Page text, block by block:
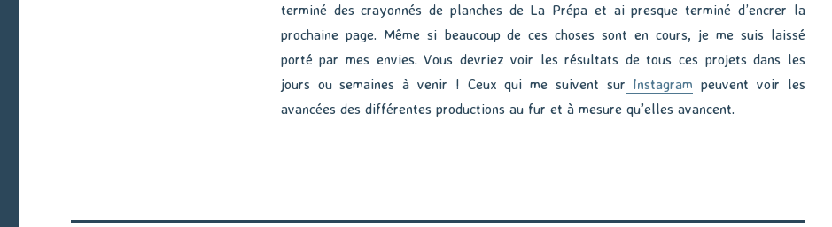
terminé des crayonnés de planches de La Prépa et ai presque terminé d’encrer la
prochaine page. Même si beaucoup de ces choses sont en cours, je me suis laissé
porté par mes envies. Vous devriez voir les résultats de tous ces projets dans les
jours ou semaines à venir ! Ceux qui me suivent sur Instagram peuvent voir les
avancées des différentes productions au fur et à mesure qu’elles avancent.